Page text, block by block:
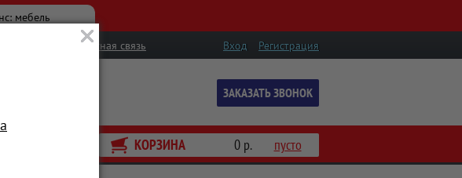
мебель
Вход Регистрация
Обратная связь
ЗАКАЗАТЬ ЗВОНОК
КОРЗИНА 0 р. пусто